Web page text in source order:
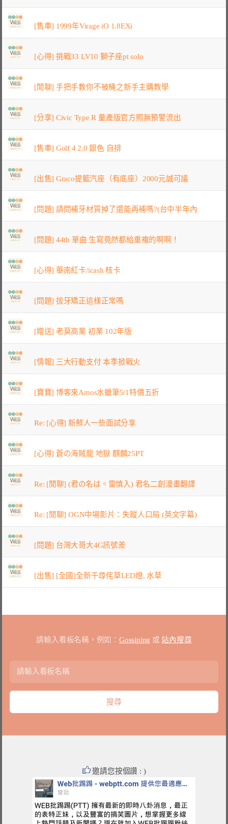
[售車] 1999年Virage iO 1.8EXi
[心得] 挑戰33 LV10 獅子座pt solo
[閒聊] 手把手教你不被桶之新手主購教學
[分享] Civic Type R 量產版官方照無預警流出
[售車] Golf 4 2.0 銀色 自排
[出售] Graco提籃汽座（有底座）2000元誠可議
[問題] 請問補牙材質掉了還能再補嗎?(台中半年內
[問題] 44th 單曲 生寫竟然都給重複的啊啊！
[心得] 華南紅卡/icash 核卡
[問題] 拔牙矯正這樣正常嗎
[贈送] 老莫高業 初業 102年版
[情報] 三大行動支付 本季掀戰火
[寶寶] 博客來Amos水蠟筆5/1特價五折
Re: [心得] 新鮮人一些面試分享
[心得] 蒼の海賊龍 地獄 麒麟25PT
Re: [閒聊] (君の名は。雷慎入) 君名二創漫畫翻譯
Re: [閒聊] OGN中場影片：失蹤人口局 (英文字幕)
[問題] 台灣大哥大4G訊號差
[出售] [全國]全新千尋侘草LED燈, 水草
請輸入看板名稱，例如：Gossiping 或 站內搜尋
邀請您按個讚 : )